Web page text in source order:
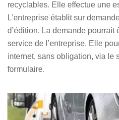
recyclables. Elle effectue une
L’entreprise établit sur
d’édition. La demande pourrait
service de l’entreprise. Elle
internet, sans obligation, via le
formulaire.